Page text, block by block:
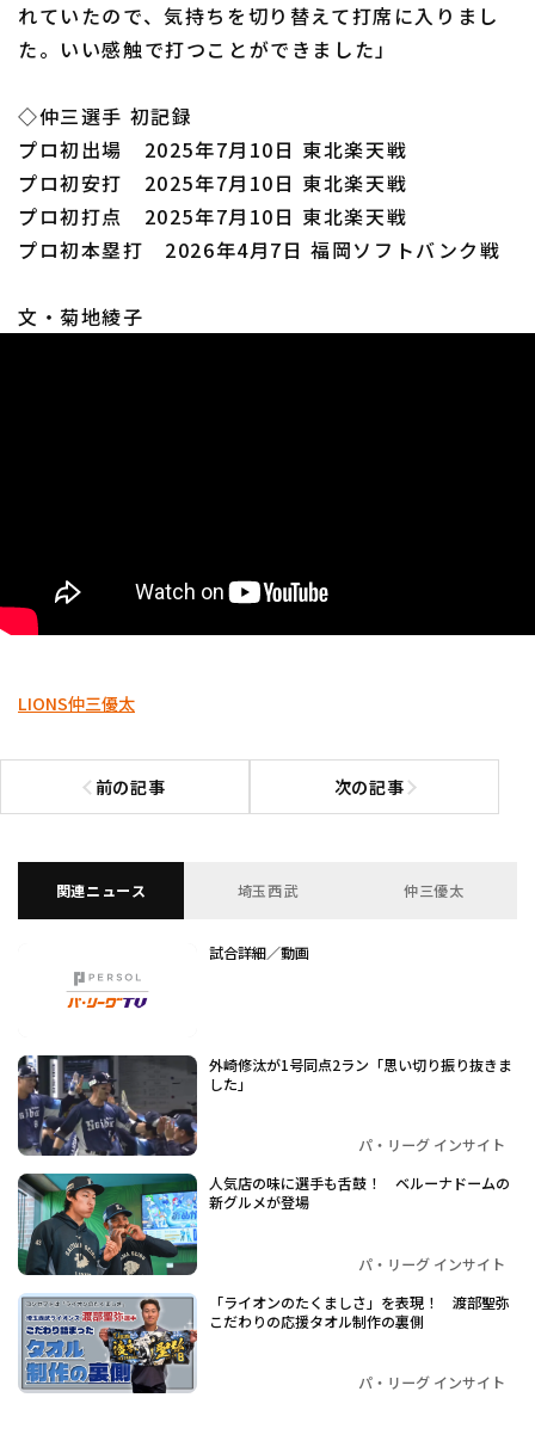
運営会社（別ウィンドウで開く） よくある質問
れていたので、気持ちを切り替えて打席に入りまし
た。いい感触で打つことができました」
◇仲三選手 初記録
プロ初出場 2025年7月10日 東北楽天戦
プロ初安打 2025年7月10日 東北楽天戦
プロ初打点 2025年7月10日 東北楽天戦
プロ初本塁打 2026年4月7日 福岡ソフトバンク戦
文・菊地綾子
LIONS仲三優太
前の記事
前の記事へ 次の記事次の記事へ
関連ニュース 埼玉西武 仲三優太
試合詳細／動画
外崎修汰が1号同点2ラン「思い切り振り抜きま
した」
パ・リーグ インサイト
人気店の味に選手も舌鼓！ ベルーナドームの
新グルメが登場
パ・リーグ インサイト
「ライオンのたくましさ」を表現！ 渡部聖弥
こだわりの応援タオル制作の裏側
パ・リーグ インサイト